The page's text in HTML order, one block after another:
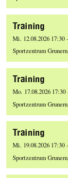
Training
Mi. 12.08.2026 17:30
Sportzentrum
Training
Mo. 17.08.2026
Sportzentrum
Training
Mi. 19.08.2026 17:30
Sportzentrum